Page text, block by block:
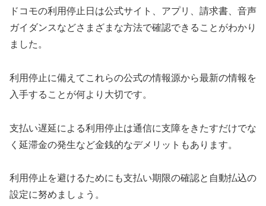
ドコモの利用停止日は公式サイト、アプリ、請求書、音声
ガイダンスなどさまざまな方法で確認できることがわかり
ました。
利用停止に備えてこれらの公式の情報源から最新の情報を
入手することが何より大切です。
支払い遅延による利用停止は通信に支障をきたすだけでな
く延滞金の発生など金銭的なデメリットもあります。
利用停止を避けるためにも支払い期限の確認と自動払込の
設定に努めましょう。